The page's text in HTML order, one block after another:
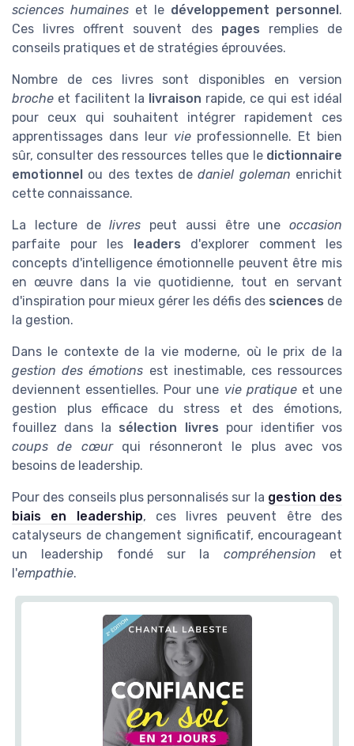
sciences humaines et le développement personnel.
Ces livres offrent souvent des pages remplies de
conseils pratiques et de stratégies éprouvées.
Nombre de ces livres sont disponibles en version
broche et facilitent la livraison rapide, ce qui est idéal
pour ceux qui souhaitent intégrer rapidement ces
apprentissages dans leur vieprofessionnelle. Et bien
sûr, consulter des ressources telles que le dictionnaire
emotionnel ou des textes dedaniel goleman enrichit
cette connaissance.
La lecture delivres peut aussi être une occasion
parfaite pour les leaders d'explorer comment les
concepts d'intelligence émotionnelle peuvent être mis
en œuvre dans la vie quotidienne, tout en servant
d'inspiration pour mieux gérer les défis des sciences de
la gestion.
Dans le contexte de la vie moderne, où le prix de la
gestion des émotions est inestimable, ces ressources
deviennent essentielles. Pour une vie pratiqueet une
gestion plus efficace du stress et des émotions,
fouillez dans la sélection livres pour identifier vos
coups de cœurqui résonneront le plus avec vos
besoins de leadership.
Pour des conseils plus personnalisés sur la gestion des
biais en leadership, ces livres peuvent être des
catalyseurs de changement significatif, encourageant
un leadership fondé sur la compréhension et
l'empathie.